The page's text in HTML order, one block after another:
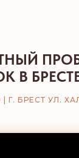
В
| Г. БРЕСТ УЛ.